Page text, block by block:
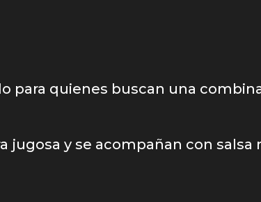
para quienes buscan una
y se acompañan con salsa